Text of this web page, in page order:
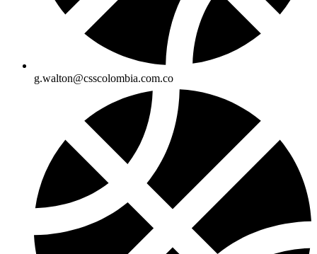
g.walton@csscolombia.com.co